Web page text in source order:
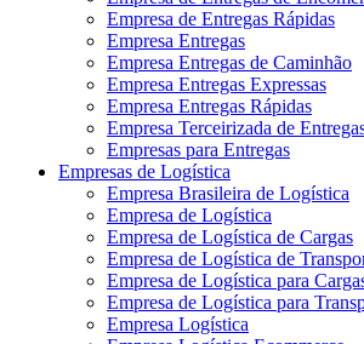
Empresa de Entregas Rápidas
Empresa Entregas
Empresa Entregas de Caminhão
Empresa Entregas Expressas
Empresa Entregas Rápidas
Empresa Terceirizada de
Empresas para Entregas
Empresas de Logística
Empresa Brasileira de Logística
Empresa de Logística
Empresa de Logística de Cargas
Empresa de Logística de
Empresa de Logística para
Empresa de Logística para
Empresa Logística